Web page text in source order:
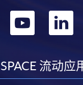
转
流动应